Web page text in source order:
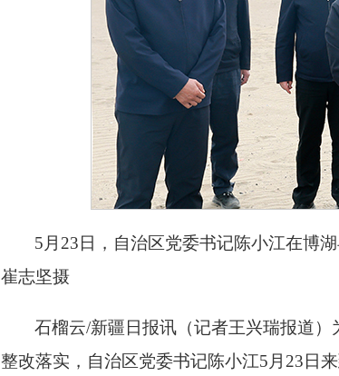
5月23日，自治区党委书记陈小江在博
崔志坚摄
石榴云/新疆日报讯（记者王兴瑞报道
整改落实，自治区党委书记陈小江5月23日